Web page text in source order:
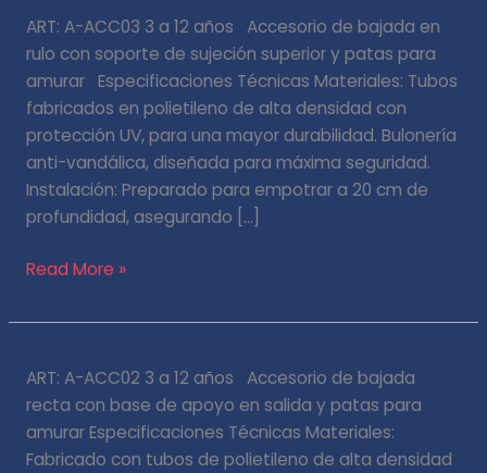
ART: A-ACC03 3 a 12 años Accesorio de bajada en
rulo con soporte de sujeción superior y patas para
amurar Especificaciones Técnicas Materiales: Tubos
fabricados en polietileno de alta densidad con
protección UV, para una mayor durabilidad. Bulonería
anti-vandálica, diseñada para máxima seguridad.
Instalación: Preparado para empotrar a 20 cm de
profundidad, asegurando […]
Read More »
ART: A-ACC02 3 a 12 años Accesorio de bajada
recta con base de apoyo en salida y patas para
amurar Especificaciones Técnicas Materiales:
Fabricado con tubos de polietileno de alta densidad
Bajada
tubo